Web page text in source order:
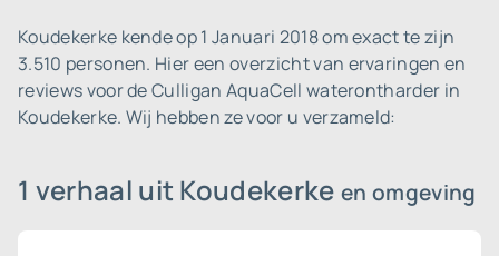
Koudekerke kende op 1 Januari 2018 om exact te zijn
3.510 personen. Hier een overzicht van ervaringen en
reviews voor de Culligan AquaCell waterontharder in
Koudekerke. Wij hebben ze voor u verzameld:
1 verhaal uit Koudekerke en omgeving